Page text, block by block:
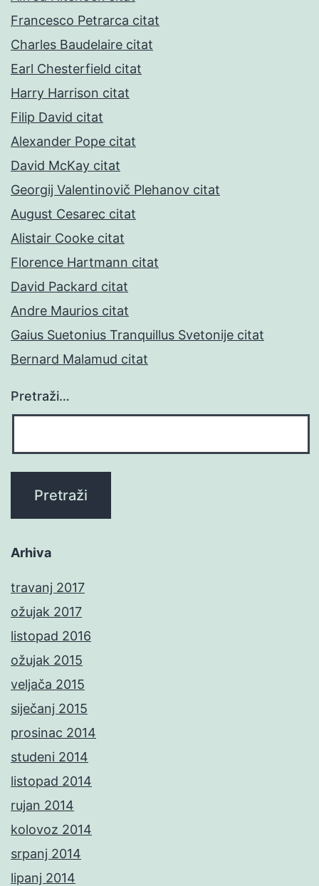
Francesco Petrarca citat
Charles Baudelaire citat
Earl Chesterfield citat
Harry Harrison citat
Filip David citat
Alexander Pope citat
David McKay citat
Georgij Valentinovič Plehanov citat
August Cesarec citat
Alistair Cooke citat
Florence Hartmann citat
David Packard citat
Andre Maurios citat
Gaius Suetonius Tranquillus Svetonije citat
Bernard Malamud citat
Pretraži…
Arhiva
travanj 2017
ožujak 2017
listopad 2016
ožujak 2015
veljača 2015
siječanj 2015
prosinac 2014
studeni 2014
listopad 2014
rujan 2014
kolovoz 2014
srpanj 2014
lipanj 2014